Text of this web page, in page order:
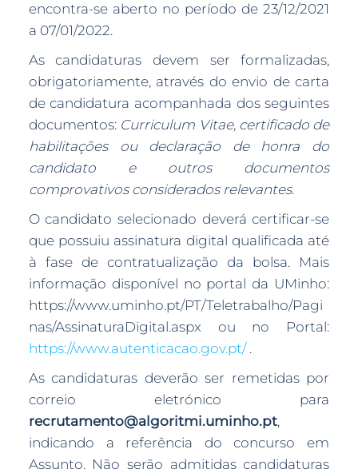
encontra-se aberto no período de 23/12/2021
a 07/01/2022.
As candidaturas devem ser formalizadas,
obrigatoriamente, através do envio de carta
de candidatura acompanhada dos seguintes
documentos: Curriculum Vitae, certificado de
habilitações ou declaração de honra do
candidato e outros documentos
comprovativos considerados relevantes.
O candidato selecionado deverá certificar-se
que possuiu assinatura digital qualificada até
à fase de contratualização da bolsa. Mais
informação disponível no portal da UMinho:
https://www.uminho.pt/PT/Teletrabalho/Pagi
nas/AssinaturaDigital.aspx ou no Portal:
https://www.autenticacao.gov.pt/.
As candidaturas deverão ser remetidas por
correio eletrónico para
recrutamento@algoritmi.uminho.pt,
indicando a referência do concurso em
Assunto. Não serão admitidas candidaturas